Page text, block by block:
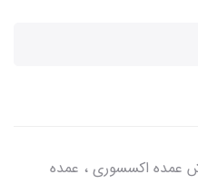
عمده اکسسوری ، عمده